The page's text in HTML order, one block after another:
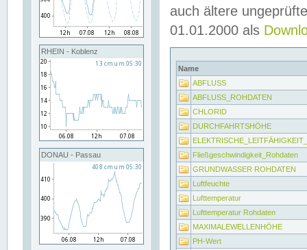
RHEIN - Koblenz
DONAU - Passau
auch ältere
01.01.2000 als
Name
ABFLUSS
ABFLUSS_ROHDATEN
CHLORID
DURCHFAHRTSHÖHE
Fließgeschwindigkeit_Rohdaten
GRUNDWASSER ROHDATEN
Luftfeuchte
Lufttemperatur
Lufttemperatur Rohdaten
MAXIMALEWELLENHÖHE
PH-Wert